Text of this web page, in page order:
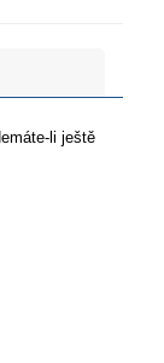
li ještě